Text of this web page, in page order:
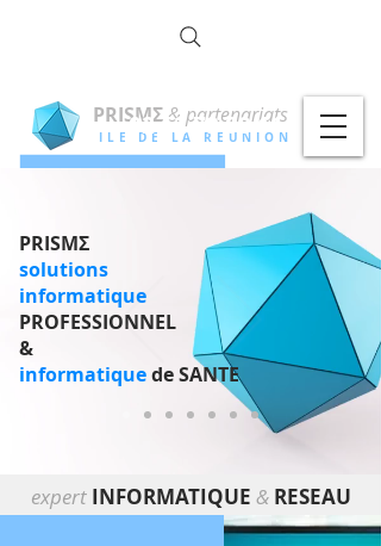
ILE DE LA REUNION
PRISMΣ & partenariats
02 62 79 00 11
PRISMΣ
solutions
informatique
PROFESSIONNEL
&
informatiquede SANTE
expertINFORMATIQUE &RESEAU